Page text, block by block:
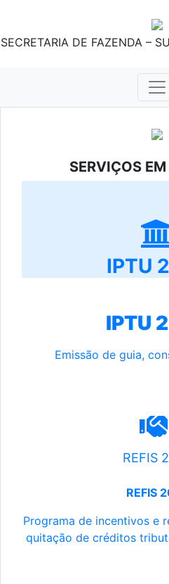
SECRETARIA DE FAZENDA –
SERVIÇOS
IPTU
IPTU
Emissão de guia,
REFIS
REFIS
Programa de incentivos e
quitação de créditos